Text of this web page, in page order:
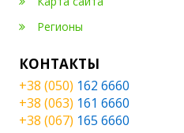
Регионы
КОНТАКТЫ
+38 (050) 162 6660
+38 (063) 161 6660
+38 (067) 165 6660